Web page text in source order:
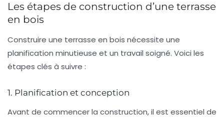
Les étapes de construction d’une terrasse
en bois
Construire une terrasse en bois nécessite une
planification minutieuse et un travail soigné. Voici les
étapes clés à suivre :
1. Planification et conception
Avant de commencer la construction, il est essentiel de